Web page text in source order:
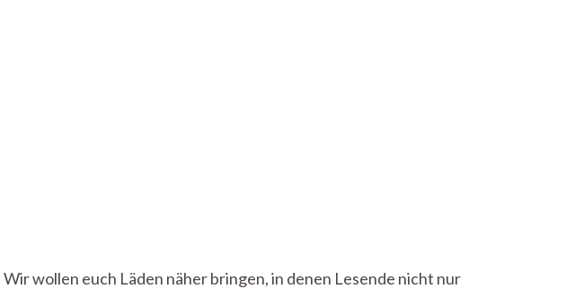
wollen euch Läden näher bringen, in denen Lesende nicht nur